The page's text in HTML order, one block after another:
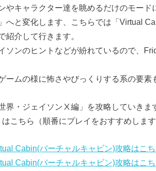
やキャラクター達を眺めるだけのモー
へと変化します、こちらでは「Virtual
紹介して行きます。
ソンのヒントなどが紛れているので、
ームの様に怖さやびっくりする系の要素
界・ジェイソンⅩ編」を攻略していきま
こちら（順番にプレイをおすすめします
Cabin(バーチャルキャビン)攻略はこち
Cabin(バーチャルキャビン)攻略はこち